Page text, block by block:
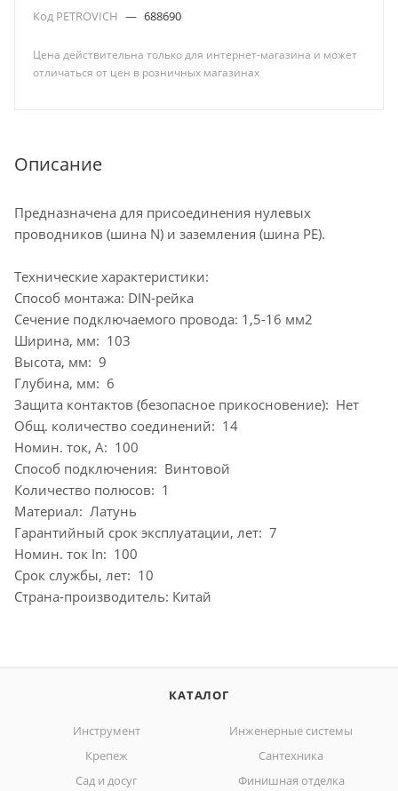
Код PETROVICH — 688690
Цена действительна только для интернет-магазина и может
отличаться от цен в розничных магазинах
Описание
Предназначена для присоединения нулевых
проводников (шина N) и заземления (шина PE).
Технические характеристики:
Способ монтажа: DIN-рейка
Сечение подключаемого провода: 1,5-16 мм2
Ширина, мм: 103
Высота, мм: 9
Глубина, мм: 6
Защита контактов (безопасное прикосновение): Нет
Общ. количество соединений: 14
Номин. ток, А: 100
Способ подключения: Винтовой
Количество полюсов: 1
Материал: Латунь
Гарантийный срок эксплуатации, лет: 7
Номин. ток In: 100
Срок службы, лет: 10
Страна-производитель: Китай
КАТАЛОГ
Инструмент
Инженерные системы
Крепеж
Сантехника
Сад и досуг
Финишная отделка